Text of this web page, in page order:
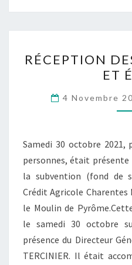
RÉCEPTION
ET
4 Novembre
Samedi 30 octobre 2021,
personnes, était
la subvention (fond de
Crédit Agricole Charentes
le Moulin de
le samedi 30 octobre
présence du Directeur
TERCINIER. Il était